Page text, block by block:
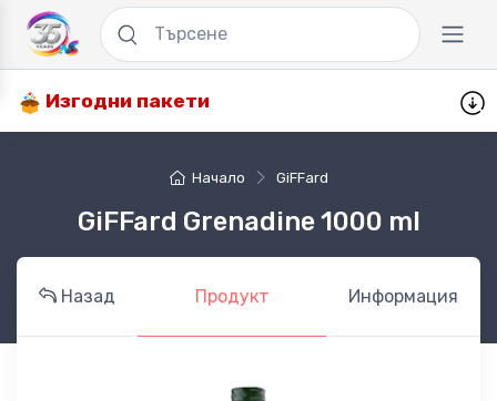
Изгодни пакети
Начало GiFFard
GiFFard Grenadine 1000 ml
Назад Продукт Информация